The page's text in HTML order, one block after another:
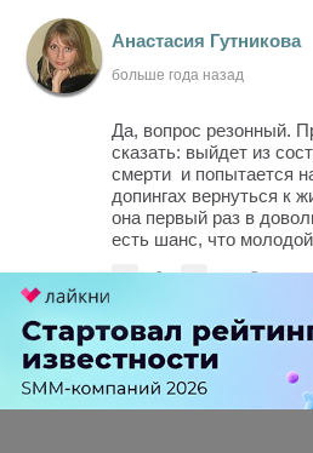
Анастасия Гутникова
больше года назад
Да, вопрос резонный.
сказать: выйдет из
смерти и попытается
допингах вернуться к
она первый раз в
есть шанс, что
- 0 + Ответить